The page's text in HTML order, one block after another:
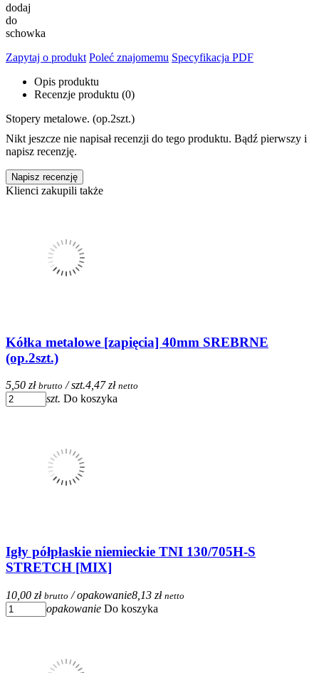
dodaj
do
schowka
Zapytaj o produkt Poleć znajomemu Specyfikacja PDF
Opis produktu
Recenzje produktu (0)
Stopery metalowe. (op.2szt.)
Nikt jeszcze nie napisał recenzji do tego produktu. Bądź pierwszy i
napisz recenzję.
Napisz recenzję
Klienci zakupili także
Kółka metalowe [zapięcia] 40mm SREBRNE
(op.2szt.)
5,50 zł brutto / szt.4,47 zł netto
szt. Do koszyka
Igły półpłaskie niemieckie TNI 130/705H-S
STRETCH [MIX]
10,00 zł brutto / opakowanie8,13 zł netto
opakowanie Do koszyka